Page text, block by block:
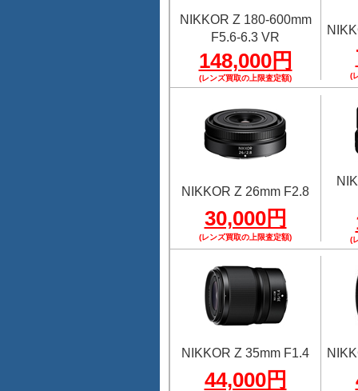
NIKKOR Z 180-600mm
F5.6-6.3 VR
148,000円
(レンズ買取の上限査定額) (
NIKKOR Z 26mm F2.8
30,000円
(レンズ買取の上限査定額) (
NIKKOR Z 35mm F1.4
44,000円